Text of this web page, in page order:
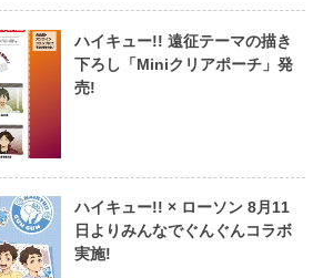
ハイキュー!! 遠征テーマの描き
下ろし「Miniクリアポーチ」発
売!
ハイキュー!! × ローソン 8月11
日よりみんなでぐんぐんコラボ
実施!